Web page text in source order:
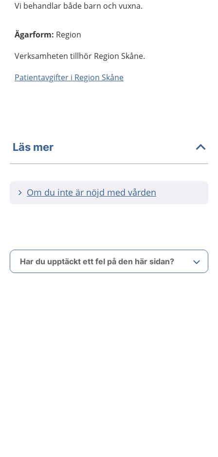
Vi behandlar både barn och vuxna.
Ägarform: Region
Verksamheten tillhör Region Skåne.
Patientavgifter i Region Skåne
Läs mer
Om du inte är nöjd med vården
Har du upptäckt ett fel på den här sidan?